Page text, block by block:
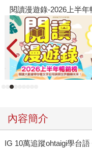
閱讀漫遊錄-2026上半年
內容簡介
IG 10萬追蹤ohtaigi學台